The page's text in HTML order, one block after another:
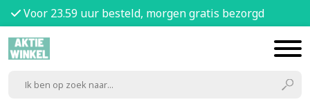
Voor 23.59 uur besteld, morgen gratis bezorgd